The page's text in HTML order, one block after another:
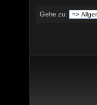
Gehe zu: